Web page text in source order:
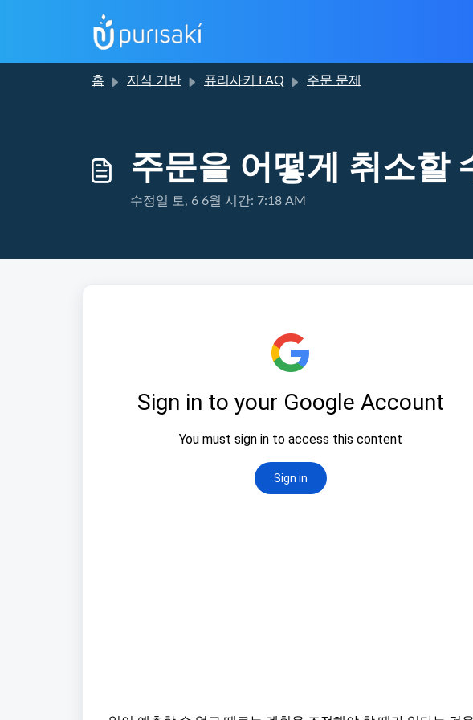
홈 지식 기반 퓨리사키 FAQ 주문 문제
주문을 어떻게 취소할
수정일 토, 6 6월 시간: 7:18 AM